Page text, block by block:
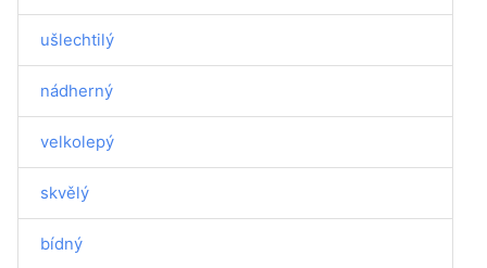
ušlechtilý
nádherný
velkolepý
skvělý
bídný